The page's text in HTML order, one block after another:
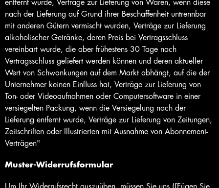
entfernt wurde, Verträge zur Lieferung von Waren, wenn diese
nach der Lieferung auf Grund ihrer Beschaffenheit untrennbar
mit anderen Gütern vermischt wurden, Verträge zur Lieferung
alkoholischer Getränke, deren Preis bei Vertragsschluss
vereinbart wurde, die aber frühestens 30 Tage nach
Vertragsschluss geliefert werden können und deren aktueller
Wert von Schwankungen auf dem Markt abhängt, auf die der
Unternehmer keinen Einfluss hat, Verträge zur Lieferung von
Ton- oder Videoaufnahmen oder Computersoftware in einer
versiegelten Packung, wenn die Versiegelung nach der
Lieferung entfernt wurde, Verträge zur Lieferung von Zeitungen,
Zeitschriften oder Illustrierten mit Ausnahme von Abonnement-
Verträgen"
Muster-Widerrufsformular